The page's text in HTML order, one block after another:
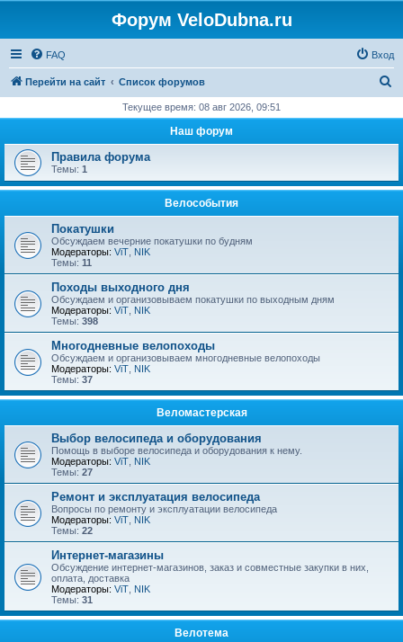
Форум VeloDubna.ru
FAQ Вход
Перейти на сайт Список форумов
с
Текущее время: 08 авг 2026, 09:51
Наш форум
Правила форума
Темы: 1
Велособытия
Покатушки
Обсуждаем вечерние покатушки по будням
Модераторы: ViT NIK
Темы: 11
Походы выходного дня
Обсуждаем и организовываем покатушки по выходным дням
Модераторы: ViT NIK
Темы: 398
Многодневные велопоходы
Обсуждаем и организовываем многодневные велопоходы
Модераторы: ViT NIK
Темы: 37
Веломастерская
Выбор велосипеда и оборудования
Помощь в выборе велосипеда и оборудования к нему.
Модераторы: ViT NIK
Темы: 27
Ремонт и эксплуатация велосипеда
Вопросы по ремонту и эксплуатации велосипеда
Модераторы: ViT NIK
Темы: 22
Интернет-магазины
Обсуждение интернет-магазинов, заказ и совместные закупки в них,
оплата, доставка
Модераторы: ViT NIK
Темы: 31
Велотема